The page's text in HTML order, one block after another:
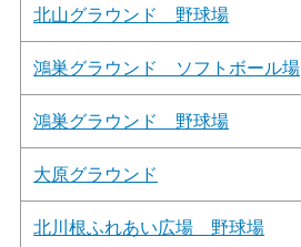
北山グラウンド 野球場
鴻巣グラウンド ソフトボール場
鴻巣グラウンド 野球場
大原グラウンド
北川根ふれあい広場 野球場